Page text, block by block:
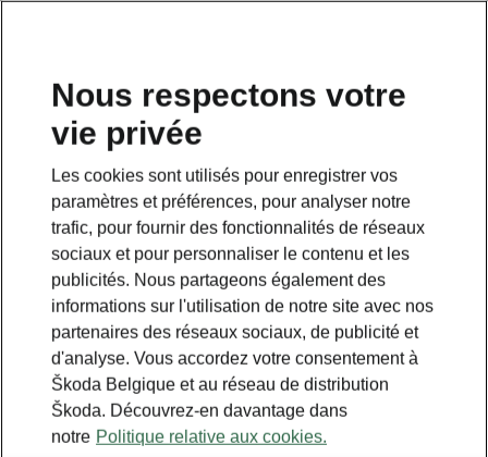
Nous respectons votre
vie privée
Les cookies sont utilisés pour enregistrer vos
paramètres et préférences, pour analyser notre
trafic, pour fournir des fonctionnalités de réseaux
sociaux et pour personnaliser le contenu et les
publicités. Nous partageons également des
informations sur l'utilisation de notre site avec nos
partenaires des réseaux sociaux, de publicité et
d'analyse. Vous accordez votre consentement à
Škoda Belgique et au réseau de distribution
Škoda. Découvrez-en davantage dans
notre Politique relative aux cookies.